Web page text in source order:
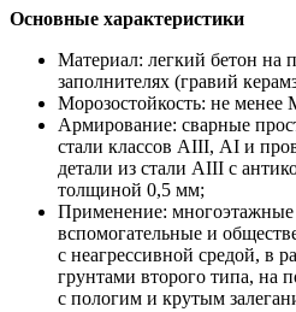
Основные характеристики
Материал: легкий бетон на
заполнителях (гравий
Морозостойкость: не менее
Армирование: сварные
стали классов АIII, АI и
детали из стали АIII с
толщиной 0,5 мм;
Применение: многоэтажные
вспомогательные и
с неагрессивной средой, в
грунтами второго типа, на
с пологим и крутым